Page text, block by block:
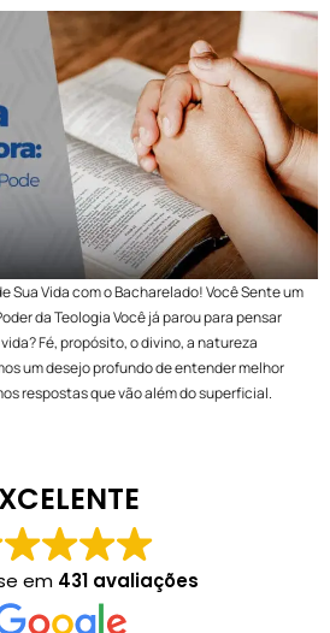
Sua Vida com o Bacharelado! Você Sente um
da Teologia Você já parou para pensar
Fé, propósito, o divino, a natureza
um desejo profundo de entender melhor
respostas que vão além do superficial.
em 431 avaliações